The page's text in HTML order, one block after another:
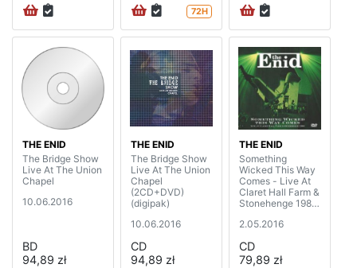
72H
THE ENID
The Bridge Show
Live At The Union
Chapel
10.06.2016
BD
94,89 zł
THE ENID
The Bridge Show
Live At The Union
Chapel
(2CD+DVD)
(digipak)
10.06.2016
CD
94,89 zł
THE ENID
Something
Wicked This Way
Comes - Live At
Claret Hall Farm &
Stonehenge 1984
2.05.2016
CD
79,89 zł